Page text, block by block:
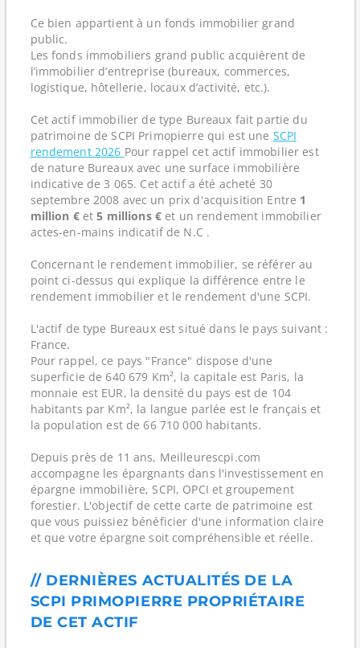
Ce bien appartient à un fonds immobilier grand
public.
Les fonds immobiliers grand public acquièrent de
l’immobilier d’entreprise (bureaux, commerces,
logistique, hôtellerie, locaux d’activité, etc.).
Cet actif immobilier de type Bureaux fait partie du
patrimoine de SCPI Primopierre qui est une SCPI
rendement 2026 Pour rappel cet actif immobilier est
de nature Bureaux avec une surface immobilière
indicative de 3 065. Cet actif a été acheté 30
septembre 2008 avec un prix d'acquisition Entre 1
million €et5 millions € et un rendement immobilier
actes-en-mains indicatif de N.C .
Concernant le rendement immobilier, se référer au
point ci-dessus qui explique la différence entre le
rendement immobilier et le rendement d'une SCPI.
L'actif de type Bureaux est situé dans le pays suivant :
France.
Pour rappel, ce pays "France" dispose d'une
superficie de 640 679 Km², la capitale est Paris, la
monnaie est EUR, la densité du pays est de 104
habitants par Km², la langue parlée est le français et
la population est de 66 710 000 habitants.
Depuis près de 11 ans, Meilleurescpi.com
accompagne les épargnants dans l'investissement en
épargne immobilière, SCPI, OPCI et groupement
forestier. L'objectif de cette carte de patrimoine est
que vous puissiez bénéficier d'une information claire
et que votre épargne soit compréhensible et réelle.
// DERNIÈRES ACTUALITÉS DE LA
SCPI PRIMOPIERRE PROPRIÉTAIRE
DE CET ACTIF